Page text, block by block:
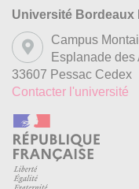
Université Bordeaux
Campus
Esplanade des
33607 Pessac Cedex
Contacter l'université